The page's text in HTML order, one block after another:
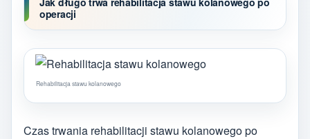
operacji
Rehabilitacja stawu kolanowego
Czas trwania rehabilitacji stawu kolanowego po